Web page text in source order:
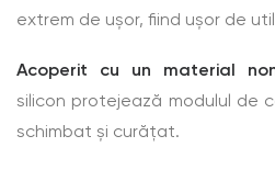
extrem de ușor, fiind ușor de
Acoperit cu un material
silicon protejează modulul de
schimbat și curățat.